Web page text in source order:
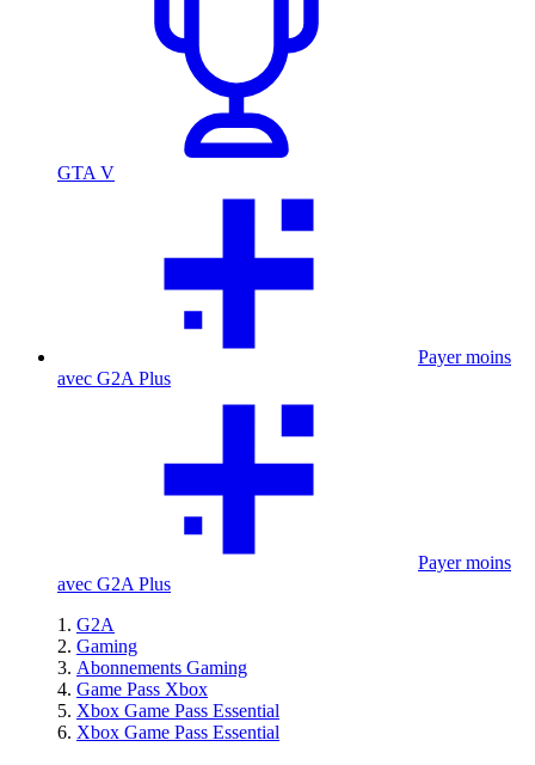
GTA V
Payer moins
avec G2A Plus
Payer moins
avec G2A Plus
G2A
Gaming
Abonnements Gaming
Game Pass Xbox
Xbox Game Pass Essential
Xbox Game Pass Essential